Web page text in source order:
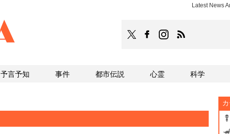
Latest News
TOCANAのFacebookはこち
TOCANAのinstagram
予言予知 事件 都市伝説 心霊 科学